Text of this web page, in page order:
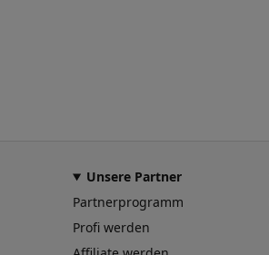
Unsere Partner
Partnerprogramm
Profi werden